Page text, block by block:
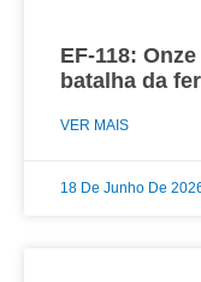
EF-118:
batalha da
VER MAIS
18 De Junho De